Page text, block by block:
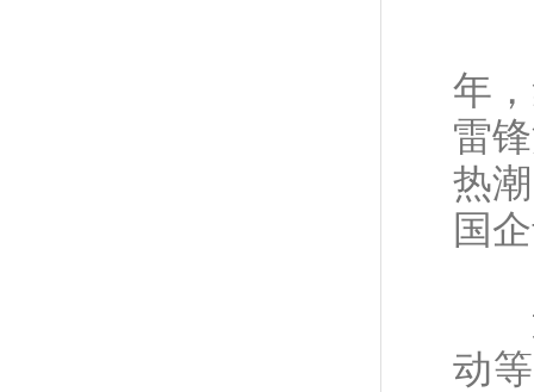
年
雷
热
国
近
动